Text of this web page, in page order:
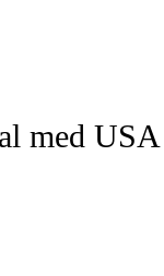
med USA